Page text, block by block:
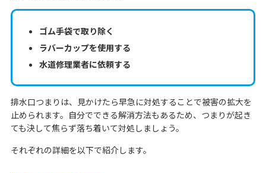
ゴム手袋で取り除く
ラバーカップを使用する
水道修理業者に依頼する
排水口つまりは、見かけたら早急に対処することで被害の拡大を
止められます。自分でできる解消方法もあるため、つまりが起き
ても決して焦らず落ち着いて対処しましょう。
それぞれの詳細を以下で紹介します。